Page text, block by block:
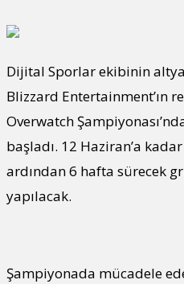
Dijital Sporlar ekibinin
Blizzard Entertainment’ın
Overwatch
başladı. 12 Haziran’a
ardından 6 hafta sürecek
yapılacak.
Şampiyonada mücadele